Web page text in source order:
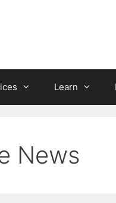
Learn
News